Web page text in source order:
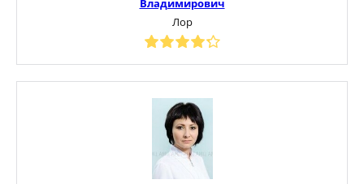
Владимирович
Лор